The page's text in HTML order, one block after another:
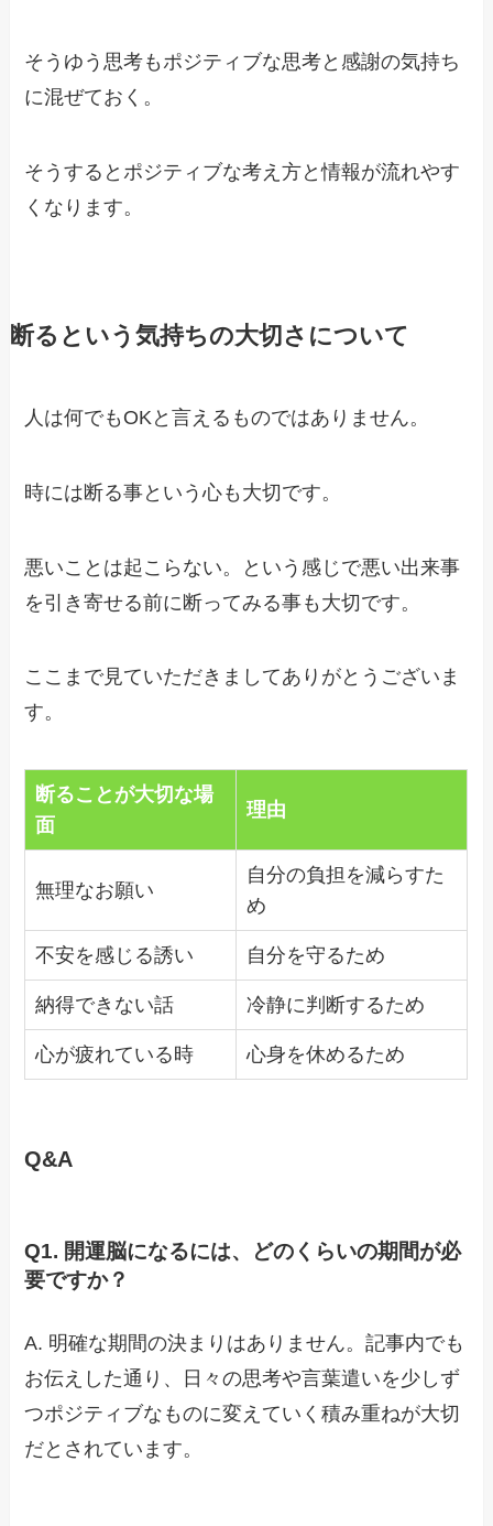
そうゆう思考もポジティブな思考と感謝の気持ち
に混ぜておく。
そうするとポジティブな考え方と情報が流れやす
くなります。
断るという気持ちの大切さについて
人は何でもOKと言えるものではありません。
時には断る事という心も大切です。
悪いことは起こらない。という感じで悪い出来事
を引き寄せる前に断ってみる事も大切です。
ここまで見ていただきましてありがとうございま
す。
断ることが大切な場
面
理由
無理なお願い
自分の負担を減らすた
め
不安を感じる誘い 自分を守るため
納得できない話 冷静に判断するため
心が疲れている時 心身を休めるため
Q&A
Q1. 開運脳になるには、どのくらいの期間が必
要ですか？
A. 明確な期間の決まりはありません。記事内でも
お伝えした通り、日々の思考や言葉遣いを少しず
つポジティブなものに変えていく積み重ねが大切
だとされています。